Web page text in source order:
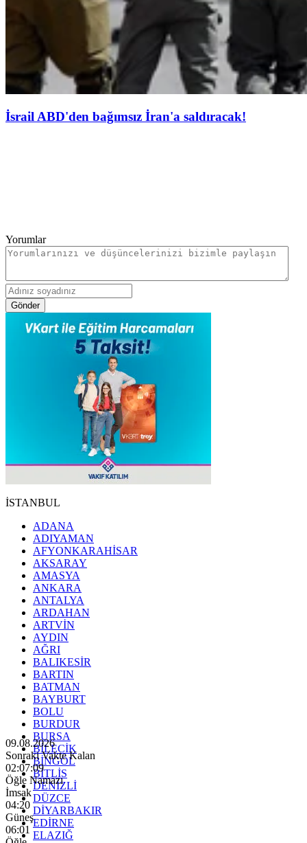
İsrail ABD'den bağımsız İran'a saldıracak!
Yorumlar
Gönder
İSTANBUL
ADANA
ADIYAMAN
AFYONKARAHİSAR
AKSARAY
AMASYA
ANKARA
ANTALYA
ARDAHAN
ARTVİN
AYDIN
AĞRI
BALIKESİR
BARTIN
BATMAN
BAYBURT
BOLU
BURDUR
BURSA
BİLECİK
BİNGÖL
BİTLİS
DENİZLİ
DÜZCE
DİYARBAKIR
EDİRNE
ELAZIĞ
09.08.2026
Sonraki Vakte Kalan
02:07:07
Öğle Namazı
İmsak
04:20
Güneş
06:01